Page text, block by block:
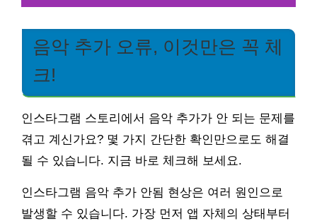
음악 추가 오류, 이것만은 꼭 체
크!
인스타그램 스토리에서 음악 추가가 안 되는 문제를
겪고 계신가요? 몇 가지 간단한 확인만으로도 해결
될 수 있습니다. 지금 바로 체크해 보세요.
인스타그램 음악 추가 안됨 현상은 여러 원인으로
발생할 수 있습니다. 가장 먼저 앱 자체의 상태부터